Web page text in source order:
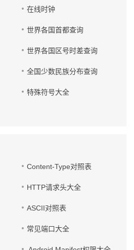
在线时钟
世界各国首都查询
世界各国区号时差查询
全国少数民族分布查询
特殊符号大全
Content-Type对照表
HTTP请求头大全
ASCII对照表
常见端口大全